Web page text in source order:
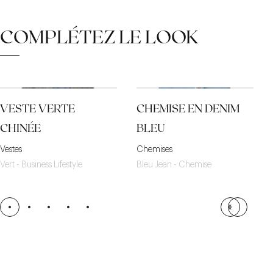
COMPLÉTEZ LE LOOK
VESTE VERTE
CHINÉE
Vestes
Vert - Business Lifestyle
CHEMISE EN DENIM
BLEU
Chemises
Bleu Jean - Chemise